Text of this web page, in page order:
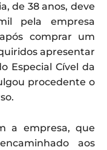
de 38 anos, deve
pela empresa
comprar um
apresentar
Especial Cível da
procedente o
a empresa, que
aos